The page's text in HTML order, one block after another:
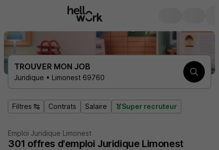
TROUVER MON JOB
Juridique • Limonest 69760
Filtres Contrats Salaire Super recruteur
Emploi Juridique Limonest
301 offres d'emploi Juridique Limonest